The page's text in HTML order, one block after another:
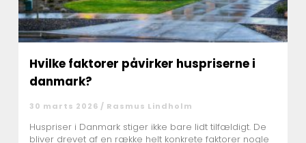
Hvilke faktorer påvirker huspriserne i
danmark?
30 marts 2026 / Rasmus Lindholm
Huspriser i Danmark stiger ikke bare lidt tilfældigt. De
bliver drevet af en række helt konkrete faktorer nogle